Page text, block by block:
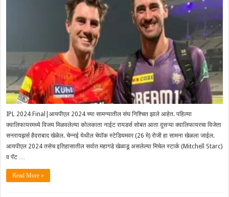
IPL 2024 Final|आयपीएल 2024 च्या सामन्यातील संघ निश्चित झाले आहेत. पहिल्या
क्वालिफायरमध्ये विजय मिळवलेल्या कोलकाता नाईट रायडर्स सोबत आता दुसऱ्या क्वालिफायरचा विजेता
सनरायझर्स हैदराबाद खेळेल. चेन्नई येथील चेपॉक स्टेडियमवर (26 मे) रोजी हा सामना खेळला जाईल.
आयपीएल 2024 तसेच इतिहासातील सर्वात महागडे खेळाडू असलेल्या मिचेल स्टार्क (Mitchell Starc)
व पॅट …
Read More »